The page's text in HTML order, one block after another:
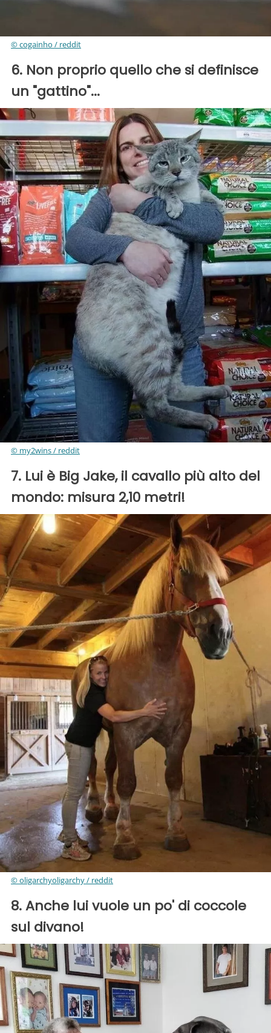
© cogainho / reddit
6. Non proprio quello che si definisce
un "gattino"...
© my2wins / reddit
7. Lui è Big Jake, il cavallo più alto del
mondo: misura 2,10 metri!
© oligarchyoligarchy / reddit
8. Anche lui vuole un po' di coccole
sul divano!